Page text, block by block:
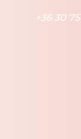
+36 30